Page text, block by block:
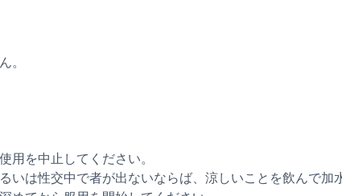
。
用を中止してください。
いは性交中で者が出ないならば、涼しいことを飲んで加